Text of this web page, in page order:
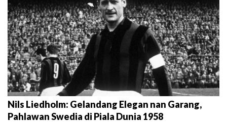
Nils Liedholm: Gelandang Elegan nan Garang,
Pahlawan Swedia di Piala Dunia 1958